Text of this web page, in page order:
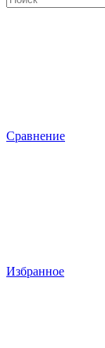
Сравнение
Избранное